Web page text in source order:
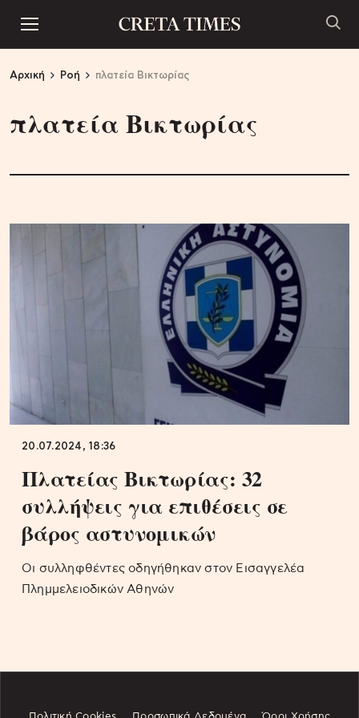
Αρχική Ροή πλατεία Βικτωρίας
πλατεία Βικτωρίας
20.07.2024, 18:36
Πλατείας Βικτωρίας: 32
συλλήψεις για επιθέσεις σε
βάρος αστυνομικών
Οι συλληφθέντες οδηγήθηκαν στον Εισαγγελέα
Πλημμελειοδικών Αθηνών